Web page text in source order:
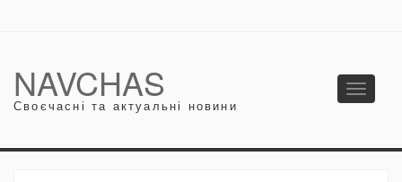
NAVCHAS
Своєчасні та актуальні новини
Toggle